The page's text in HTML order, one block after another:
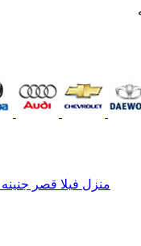
منزل فيلا قصر جنينه